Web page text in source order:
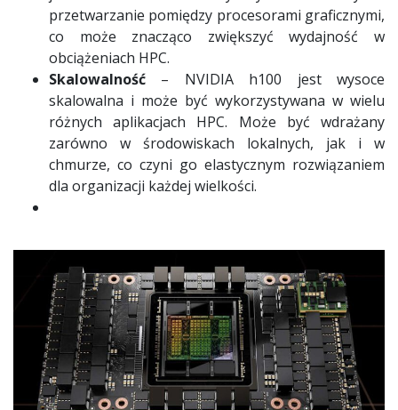
przetwarzanie pomiędzy procesorami graficznymi,
co może znacząco zwiększyć wydajność w
obciążeniach HPC.
Skalowalność – NVIDIA h100 jest wysoce
skalowalna i może być wykorzystywana w wielu
różnych aplikacjach HPC. Może być wdrażany
zarówno w środowiskach lokalnych, jak i w
chmurze, co czyni go elastycznym rozwiązaniem
dla organizacji każdej wielkości.